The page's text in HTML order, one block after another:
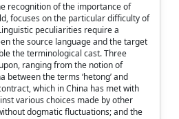
recognition of the importance of
focuses on the particular difficulty of
peculiarities require a
the source language and the target
the terminological cast. Three
ranging from the notion of
between the terms ‘hetong’ and
which in China has met with
various choices made by other
dogmatic fluctuations; and the